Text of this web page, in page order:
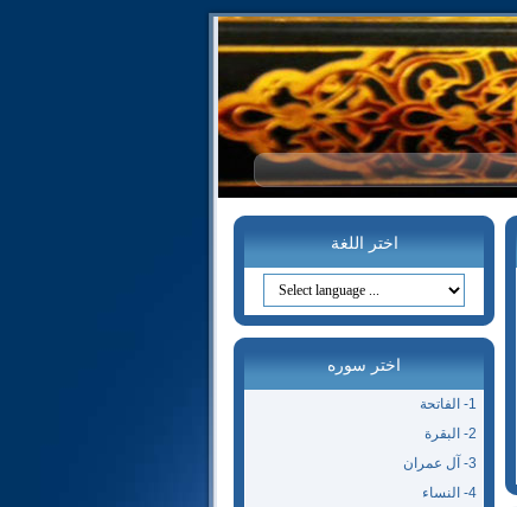
اختر اللغة
اختر سوره
1- الفاتحة
2- البقرة
3- آل عمران
4- النساء